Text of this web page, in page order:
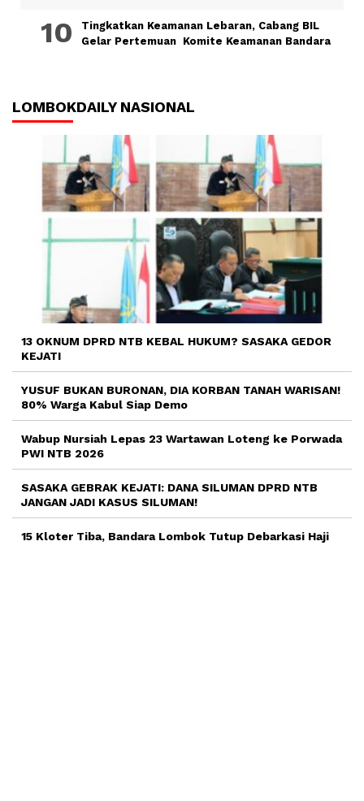
Tingkatkan Keamanan Lebaran, Cabang BIL
Gelar Pertemuan Komite Keamanan Bandara
LOMBOKDAILY NASIONAL
13 OKNUM DPRD NTB KEBAL HUKUM? SASAKA GEDOR
KEJATI
YUSUF BUKAN BURONAN, DIA KORBAN TANAH WARISAN!
80% Warga Kabul Siap Demo
Wabup Nursiah Lepas 23 Wartawan Loteng ke Porwada
PWI NTB 2026
SASAKA GEBRAK KEJATI: DANA SILUMAN DPRD NTB
JANGAN JADI KASUS SILUMAN!
15 Kloter Tiba, Bandara Lombok Tutup Debarkasi Haji